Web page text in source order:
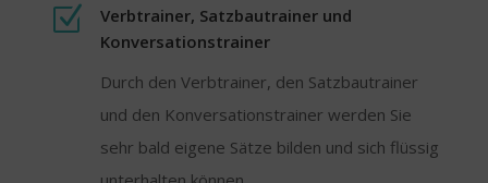
Z
Verbtrainer, Satzbautrainer und
Konversations­trainer
Durch den Verbtrainer, den Satzbautrainer
und den Konversations­trainer werden Sie
sehr bald eigene Sätze bilden und sich flüssig